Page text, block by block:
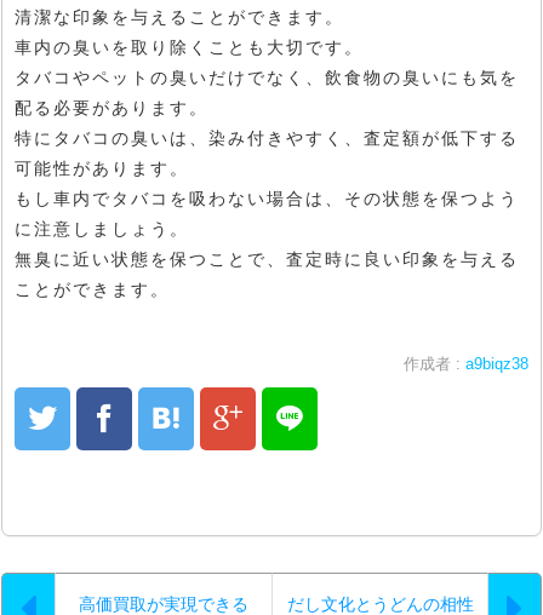
清潔な印象を与えることができます。
車内の臭いを取り除くことも大切です。
タバコやペットの臭いだけでなく、飲食物の臭いにも気を
配る必要があります。
特にタバコの臭いは、染み付きやすく、査定額が低下する
可能性があります。
もし車内でタバコを吸わない場合は、その状態を保つよう
に注意しましょう。
無臭に近い状態を保つことで、査定時に良い印象を与える
ことができます。
作成者 : a9biqz38
高価買取が実現できる だし文化とうどんの相性